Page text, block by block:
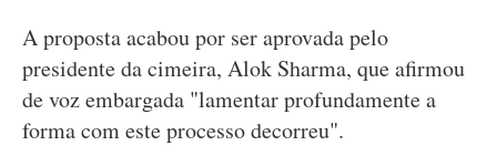
A proposta acabou por ser aprovada pelo
presidente da cimeira, Alok Sharma, que afirmou
de voz embargada "lamentar profundamente a
forma com este processo decorreu".